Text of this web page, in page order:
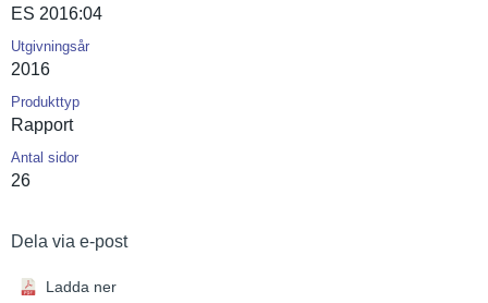
ES 2016:04
Utgivningsår
2016
Produkttyp
Rapport
Antal sidor
26
Dela via e-post
Ladda ner